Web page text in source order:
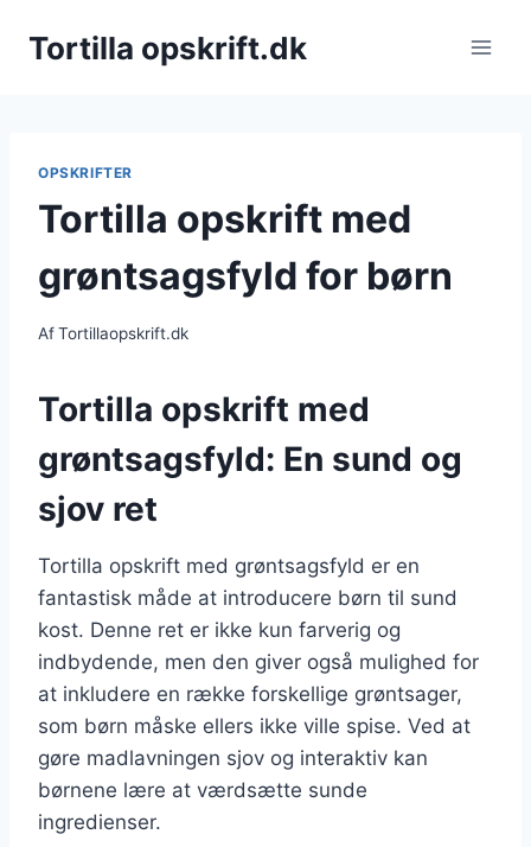
Tortilla opskrift.dk
OPSKRIFTER
Tortilla opskrift med
grøntsagsfyld for børn
AfTortillaopskrift.dk
Tortilla opskrift med
grøntsagsfyld: En sund og
sjov ret
Tortilla opskrift med grøntsagsfyld er en
fantastisk måde at introducere børn til sund
kost. Denne ret er ikke kun farverig og
indbydende, men den giver også mulighed for
at inkludere en række forskellige grøntsager,
som børn måske ellers ikke ville spise. Ved at
gøre madlavningen sjov og interaktiv kan
børnene lære at værdsætte sunde
ingredienser.